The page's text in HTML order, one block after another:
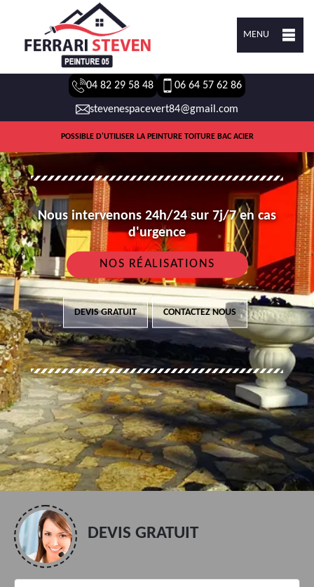
MENU
04 82 29 58 48 06 64 57 62 86
stevenespacevert84@gmail.com
POSSIBLE D'UTILISER LA PEINTURE TOITURE BAC ACIER
Nous intervenons 24h/24 sur 7j/7 en cas
d'urgence
NOS RÉALISATIONS
DEVIS GRATUIT CONTACTEZ NOUS
DEVIS GRATUIT